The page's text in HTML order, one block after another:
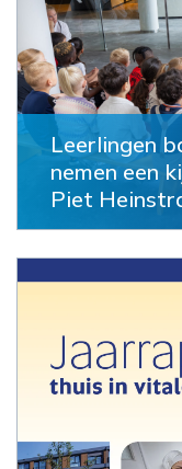
Leerlingen
nemen een
Piet